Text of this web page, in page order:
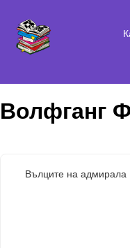
Волфганг
Вълците на адмирала